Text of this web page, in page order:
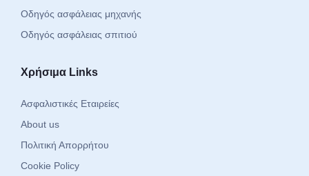
Οδηγός ασφάλειας μηχανής
Οδηγός ασφάλειας σπιτιού
Χρήσιμα Links
Ασφαλιστικές Εταιρείες
About us
Πολιτική Απορρήτου
Cookie Policy